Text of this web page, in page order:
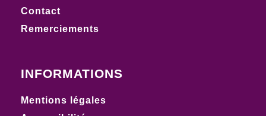
Contact
Remerciements
INFORMATIONS
Mentions légales